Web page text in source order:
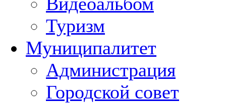
Туризм
Муниципалитет
Администрация
Городской совет